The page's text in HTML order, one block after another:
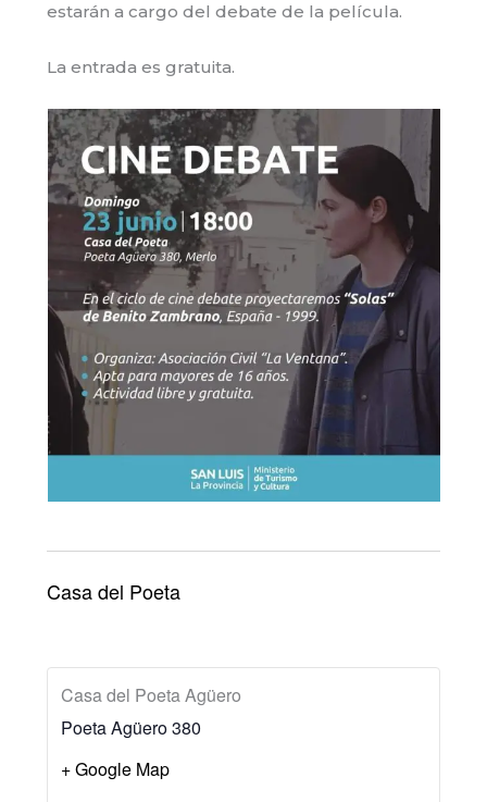
estarán a cargo del debate de la película.
La entrada es gratuita.
Casa del Poeta
Casa del Poeta Agüero
Poeta Agüero 380
+ Google Map